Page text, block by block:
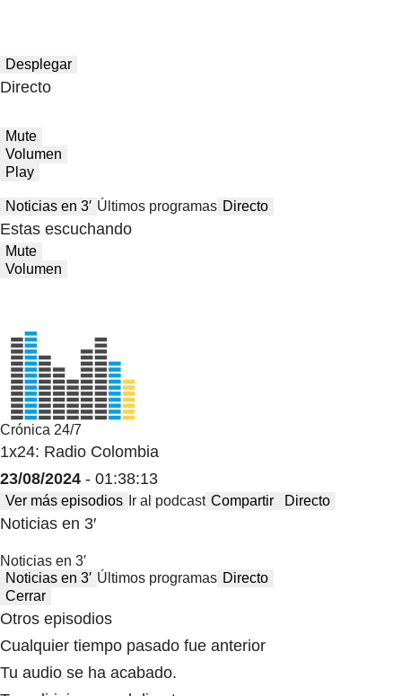
Desplegar
Directo
Mute
Volumen
Play
Noticias en 3′ Últimos programas Directo
Estas escuchando
Mute
Volumen
Crónica 24/7
1x24: Radio Colombia
23/08/2024 - 01:38:13
Ver más episodios Ir al podcast Compartir Directo
Noticias en 3′
Noticias en 3′
Noticias en 3′ Últimos programas Directo
Cerrar
Otros episodios
Cualquier tiempo pasado fue anterior
Tu audio se ha acabado.